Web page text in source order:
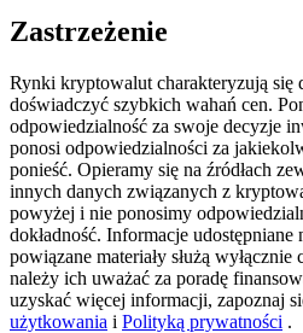
Precious Metals Trading
Trade Gold & Silver · 33,333
USDT New User Exclusive
USDT Flexible Staking | Daily
Zastrzeżenie
Rynki kryptowalut charakteryzują się
doświadczyć szybkich wahań cen.
odpowiedzialność za swoje decyzje
ponosi odpowiedzialności za
ponieść. Opieramy się na źródłach
innych danych związanych z
powyżej i nie ponosimy
dokładność. Informacje
powiązane materiały służą
należy ich uważać za poradę
uzyskać więcej informacji, zapoznaj
użytkowania i Polityką prywatności .